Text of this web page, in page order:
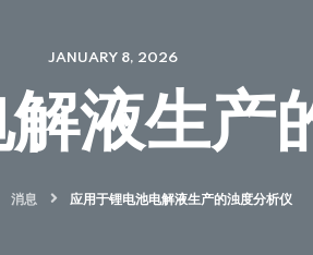
JANUARY 8, 2026
液生产
消息 应用于锂电池电解液生产的浊度分析仪